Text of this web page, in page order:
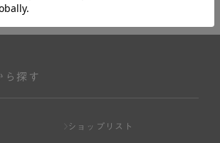
ら探す
ショップリスト